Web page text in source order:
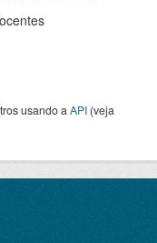
usando a API (veja